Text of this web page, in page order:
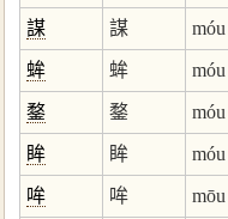
謀 謀 móu
蛑 蛑 móu
鍪 鍪 móu
眸 眸 móu
哞 哞 mōu